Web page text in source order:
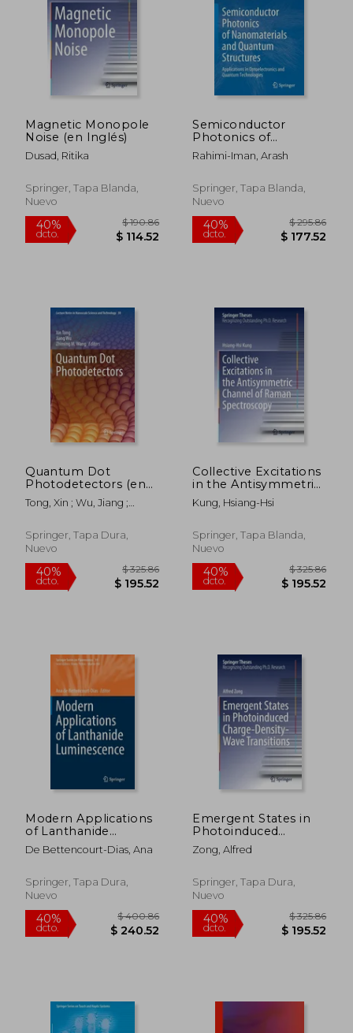
$ 160.75
40%
dcto.
$ 205.86
$ 123.52
40%
dcto.
Magnetic Monopole
Noise (en Inglés)
Dusad, Ritika
Springer, Tapa Blanda,
Nuevo
Semiconductor
Photonics of
Nanomaterials and
Quantum Structures:
Optoelectronics and
Quantum
Inglés)
Rahimi-Iman, Arash
Springer, Tapa Blanda,
Nuevo
Quantum Dot
Photodetectors (en
Inglés)
Tong, Xin ; Wu, Jiang ;
Springer, Tapa Dura,
Nuevo
Collective Excitations
in the Antisymmetric
Channel of Raman
Spectroscopy (en
Kung, Hsiang-Hsi
Springer, Tapa Blanda,
Nuevo
Modern Applications
of Lanthanide
Luminescence (en
Inglés)
De Bettencourt-Dias, Ana
Springer, Tapa Dura,
Nuevo
Emergent States in
Photoinduced
Charge-Density-Wave
Transitions (en Inglés)
Zong, Alfred
Springer, Tapa Dura,
Nuevo